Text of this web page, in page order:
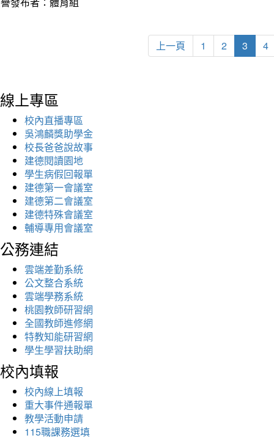
上一頁 1 2 3 4
線上專區
校內直播專區
吳鴻麟獎助學金
校長爸爸說故事
建德閱讀園地
學生病假回報單
建德第一會議室
建德第二會議室
建德特殊會議室
輔導專用會議室
公務連結
雲端差勤系統
公文整合系統
雲端學務系統
桃園教師研習網
全國教師進修網
特教知能研習網
學生學習扶助網
校內填報
校內線上填報
重大事件通報單
教學活動申請
115職課務選填